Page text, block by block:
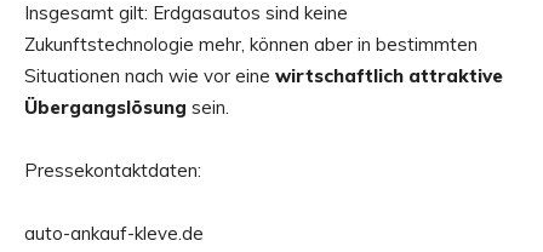
Insgesamt gilt: Erdgasautos sind keine
Zukunftstechnologie mehr, können aber in bestimmten
Situationen nach wie vor eine wirtschaftlich attraktive
Übergangslösung sein.
Pressekontaktdaten:
auto-ankauf-kleve.de